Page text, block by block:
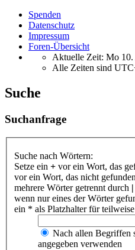
Spenden
Datenschutz
Impressum
Foren-Übersicht
Aktuelle Zeit: Mo
Alle Zeiten sind
Suche
Suchanfrage
Suche nach Wörtern:
Setze ein + vor ein Wort, das
vor ein Wort, das nicht
mehrere Wörter getrennt durch |
wenn nur eines der Wörter
ein * als Platzhalter für
Nach allen Begriffen
angegeben verwenden